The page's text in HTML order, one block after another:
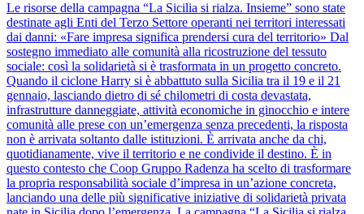
Le risorse della campagna “La Sicilia si rialza. Insieme” sono state
destinate agli Enti del Terzo Settore operanti nei territori interessati
dai danni: «Fare impresa significa prendersi cura del territorio» Dal
sostegno immediato alle comunità alla ricostruzione del tessuto
sociale: così la solidarietà si è trasformata in un progetto concreto.
Quando il ciclone Harry si è abbattuto sulla Sicilia tra il 19 e il 21
gennaio, lasciando dietro di sé chilometri di costa devastata,
infrastrutture danneggiate, attività economiche in ginocchio e intere
comunità alle prese con un’emergenza senza precedenti, la risposta
non è arrivata soltanto dalle istituzioni. È arrivata anche da chi,
quotidianamente, vive il territorio e ne condivide il destino. È in
questo contesto che Coop Gruppo Radenza ha scelto di trasformare
la propria responsabilità sociale d’impresa in un’azione concreta,
lanciando una delle più significative iniziative di solidarietà privata